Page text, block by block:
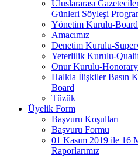
Uluslararası
Günleri Söyleşi
Yönetim Kurulu-
Amacımız
Denetim Kurulu-
Yeterlilik Kurulu-
Onur Kurulu-
Halkla İlişkiler Basın
Board
Tüzük
Üyelik Form
Başvuru Koşulları
Başvuru Formu
01 Kasım 2019 ile 16
Raporlarımız